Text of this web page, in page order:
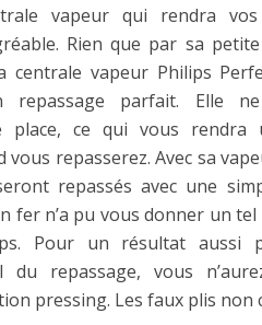
vapeur qui rendra vos
Rien que par sa
centrale vapeur Philips
repassage parfait. Elle
place, ce qui vous rendra
vous repasserez. Avec sa
repassés avec une
fer n’a pu vous donner un
Pour un résultat aussi
du repassage, vous
pressing. Les faux plis non